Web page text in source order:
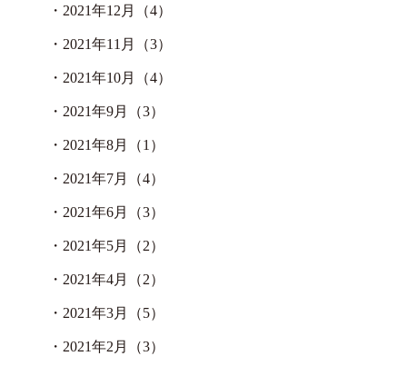
・ 2021年12月（4）
・ 2021年11月（3）
・ 2021年10月（4）
・ 2021年9月（3）
・ 2021年8月（1）
・ 2021年7月（4）
・ 2021年6月（3）
・ 2021年5月（2）
・ 2021年4月（2）
・ 2021年3月（5）
・ 2021年2月（3）